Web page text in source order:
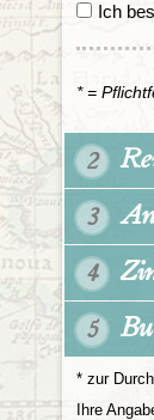
Ich
* =
2
3
4
5
* zur
Ihre